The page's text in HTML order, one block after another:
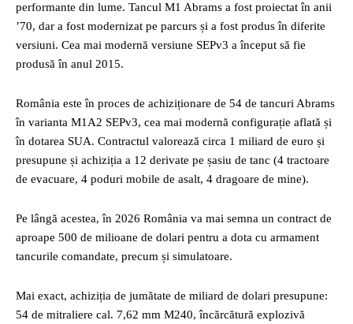
performante din lume. Tancul M1 Abrams a fost proiectat în anii
’70, dar a fost modernizat pe parcurs și a fost produs în diferite
versiuni. Cea mai modernă versiune SEPv3 a început să fie
produsă în anul 2015.
România este în proces de achiziționare de 54 de tancuri Abrams
în varianta M1A2 SEPv3, cea mai modernă configurație aflată și
în dotarea SUA. Contractul valorează circa 1 miliard de euro și
presupune și achiziția a 12 derivate pe șasiu de tanc (4 tractoare
de evacuare, 4 poduri mobile de asalt, 4 dragoare de mine).
Pe lângă acestea, în 2026 România va mai semna un contract de
aproape 500 de milioane de dolari pentru a dota cu armament
tancurile comandate, precum și simulatoare.
Mai exact, achiziția de jumătate de miliard de dolari presupune:
54 de mitraliere cal. 7,62 mm M240, încărcătură explozivă